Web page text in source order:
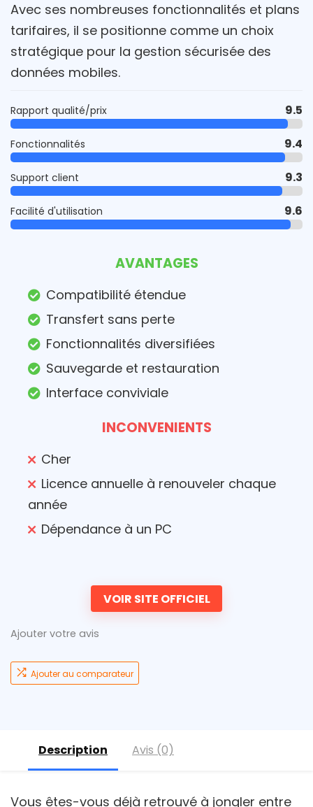
Avec ses nombreuses fonctionnalités et plans
tarifaires, il se positionne comme un choix
stratégique pour la gestion sécurisée des
données mobiles.
Rapport qualité/prix 9.5
Fonctionnalités 9.4
Support client 9.3
Facilité d'utilisation 9.6
AVANTAGES
Compatibilité étendue
Transfert sans perte
Fonctionnalités diversifiées
Sauvegarde et restauration
Interface conviviale
INCONVENIENTS
Cher
Licence annuelle à renouveler chaque
année
Dépendance à un PC
VOIR SITE OFFICIEL
Ajouter votre avis
Ajouter au comparateur
Description Avis (0)
Vous êtes-vous déjà retrouvé à jongler entre